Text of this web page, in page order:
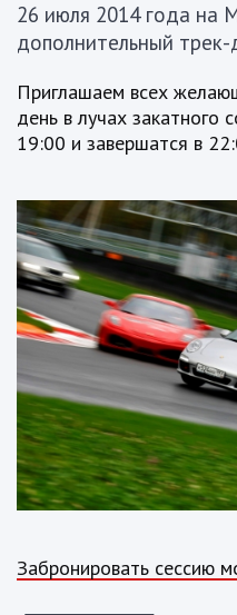
26 июля 2014 года на
дополнительный
Приглашаем всех
день в лучах закатного
19:00 и завершатся в
Забронировать сессию